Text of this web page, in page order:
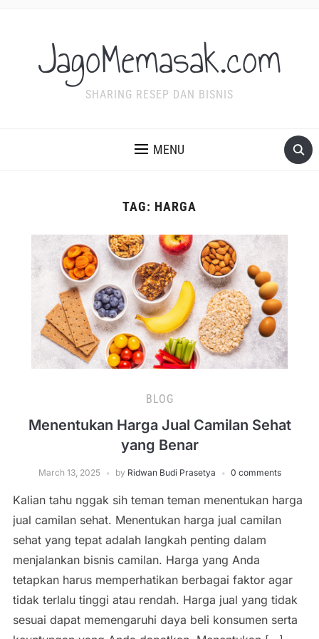
JagoMemasak.com
SHARING RESEP DAN BISNIS
MENU
TAG: HARGA
BLOG
Menentukan Harga Jual Camilan Sehat
yang Benar
March 13, 2025 by Ridwan Budi Prasetya 0 comments
Kalian tahu nggak sih teman teman menentukan harga
jual camilan sehat. Menentukan harga jual camilan
sehat yang tepat adalah langkah penting dalam
menjalankan bisnis camilan. Harga yang Anda
tetapkan harus memperhatikan berbagai faktor agar
tidak terlalu tinggi atau rendah. Harga jual yang tidak
sesuai dapat memengaruhi daya beli konsumen serta